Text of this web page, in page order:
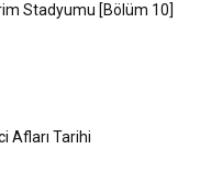
Stadyumu [Bölüm 10]
Afları Tarihi